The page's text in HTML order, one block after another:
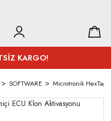
KARGO!
SOFTWARE Microtronik HexTag